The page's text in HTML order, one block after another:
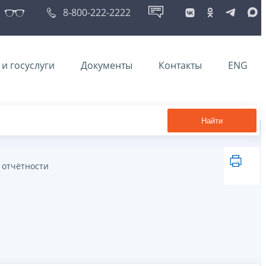
8-800-222-2222
госуслуги Документы Контакты ENG
Найти